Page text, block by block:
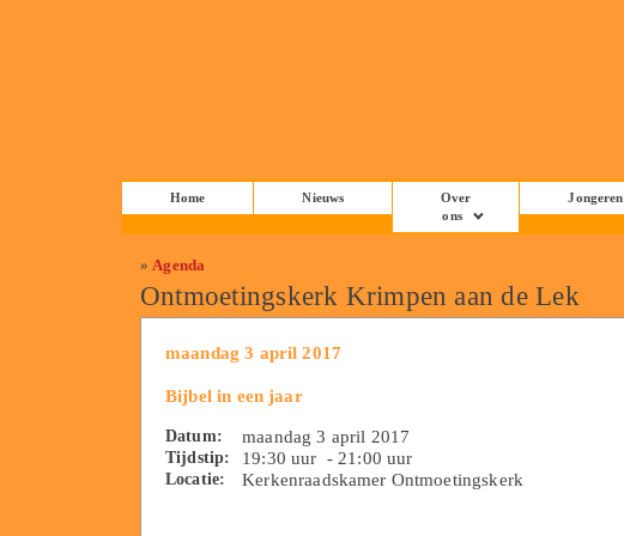
Home Nieuws
Over
ons
Jongeren
»Agenda
Ontmoetingskerk Krimpen aan de Lek
maandag 3 april 2017
Bijbel in een jaar
Datum: maandag 3 april 2017
Tijdstip: 19:30 uur - 21:00 uur
Locatie: Kerkenraadskamer Ontmoetingskerk